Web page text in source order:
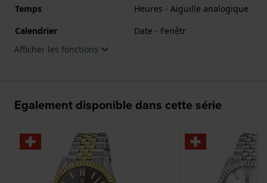
Temps
Heures - Aiguille analogique
Calendrier
Date - Fenêtr
Afficher les fonctions
Egalement disponible dans cette série